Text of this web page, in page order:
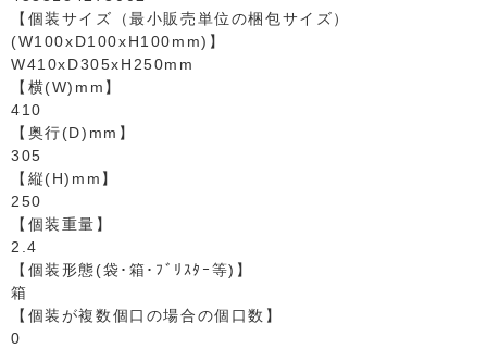
【個装サイズ（最小販売単位の梱包サイズ）
(W100xD100xH100mm)】
W410xD305xH250mm
【横(W)mm】
410
【奥行(D)mm】
305
【縦(H)mm】
250
【個装重量】
2.4
【個装形態(袋･箱･ﾌﾞﾘｽﾀｰ等)】
箱
【個装が複数個口の場合の個口数】
0